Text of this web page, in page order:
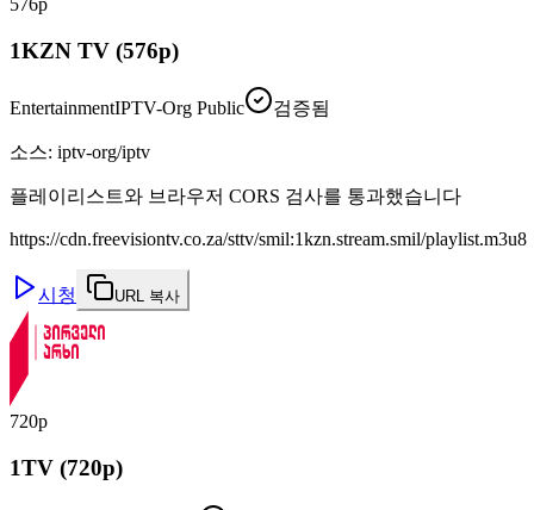
1KZN TV (576p)
EntertainmentIPTV-Org Public 검증됨
소스: iptv-org/iptv
플레이리스트와 브라우저 CORS 검사를 통과했습니다
https://cdn.freevisiontv.co.za/sttv/smil:1kzn.stream.smil/playlist.m3u8
시청 URL 복사
720p
1TV (720p)